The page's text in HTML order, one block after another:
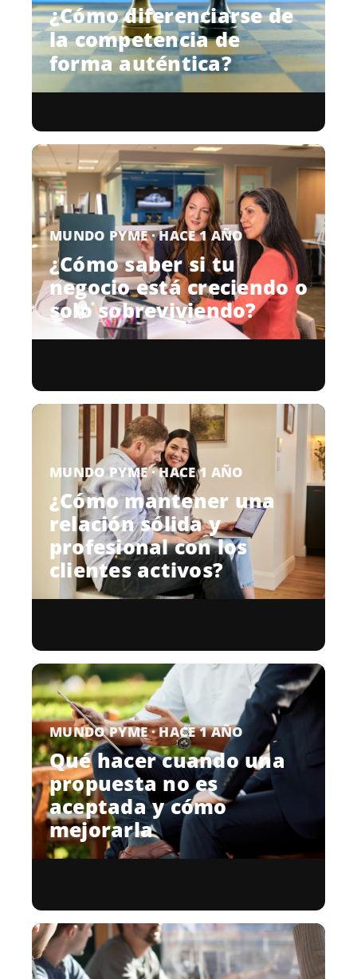
¿Cómo diferenciarse de
la competencia de
forma auténtica?
MUNDO PYME · HACE 1 AÑO
¿Cómo saber si tu
negocio está creciendo o
solo sobreviviendo?
MUNDO PYME · HACE 1 AÑO
¿Cómo mantener una
relación sólida y
profesional con los
clientes activos?
MUNDO PYME · HACE 1 AÑO
Qué hacer cuando una
propuesta no es
aceptada y cómo
mejorarla